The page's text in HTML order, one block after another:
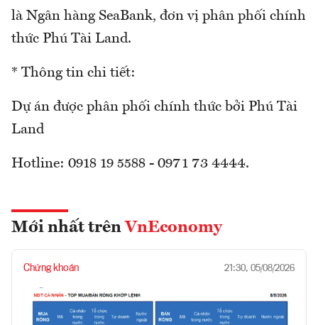
là Ngân hàng SeaBank, đơn vị phân phối chính
thức Phú Tài Land.
* Thông tin chi tiết:
Dự án được phân phối chính thức bởi Phú Tài
Land
Hotline: 0918 19 5588 - 0971 73 4444.
Mới nhất trên VnEconomy
Chứng khoán 21:30, 05/08/2026